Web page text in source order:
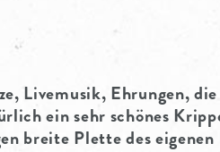
Livemusik, Ehrungen,
ein sehr schönes
breite Plette des eigenen